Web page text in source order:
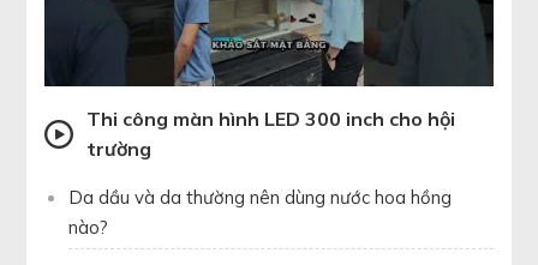
Thi công màn hình LED 300 inch cho hội
trường
Da dầu và da thường nên dùng nước hoa hồng
nào?